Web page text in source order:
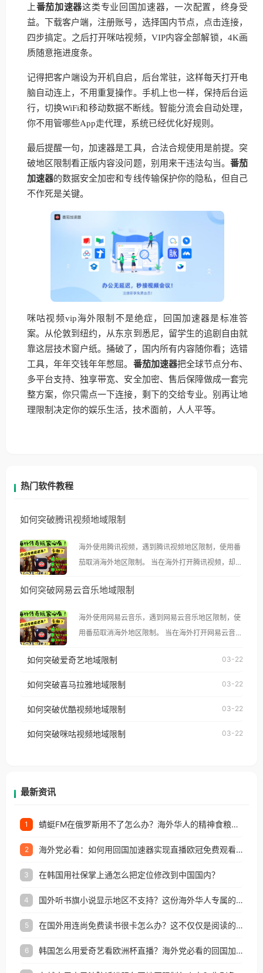
上番茄加速器这类专业回国加速器，一次配置，终身受
益。下载客户端，注册账号，选择国内节点，点击连接，
四步搞定。之后打开咪咕视频，VIP内容全部解锁，4K画
质随意拖进度条。
记得把客户端设为开机自启，后台常驻，这样每天打开电
脑自动连上，不用重复操作。手机上也一样，保持后台运
行，切换WiFi和移动数据不断线。智能分流会自动处理，
你不用管哪些App走代理，系统已经优化好规则。
最后提醒一句，加速器是工具，合法合规使用是前提。突
破地区限制看正版内容没问题，别用来干违法勾当。 番茄
加速器的数据安全加密和专线传输保护你的隐私，但自己
不作死是关键。
咪咕视频vip海外限制不是绝症，回国加速器是标准答
案。从伦敦到纽约，从东京到悉尼，留学生的追剧自由就
靠这层技术窗户纸。捅破了，国内所有内容随你看；选错
工具，年年交钱年年憋屈。 番茄加速器把全球节点分布、
多平台支持、独享带宽、安全加密、售后保障做成一套完
整方案，你只需点一下连接，剩下的交给专业。别再让地
理限制决定你的娱乐生活，技术面前，人人平等。
热门软件教程
如何突破腾讯视频地域限制
海外使用腾讯视频，遇到腾讯视频地区限制，使用番
茄取消海外地区限制。 当在海外打开腾讯视频，却突
示语。 海外用户如香港、澳门、台湾、美国、加拿
像其他音乐平台一样，出现地区及版权限制问题，且
仅能在中国大陆地区播放。 遇到这个问题的朋友们，
台湾、美国、加拿大、澳大利亚、欧洲等国家和地区
权限制所困扰。
如何突破网易云音乐地域限制
海外使用网易云音乐，遇到网易云音乐地区限制，使
用番茄取消海外地区限制。 当在海外打开网易云音
播放”的提示语。 海外用户如香港、澳门、台湾、美
制问题，且仅能在中国大陆地区播放。 遇到这个问题
户收听网易云音乐地区版权限制」的问题，无论人在
如何突破爱奇艺地域限制 03-22
如何突破喜马拉雅地域限制 03-22
如何突破优酷视频地域限制 03-22
如何突破咪咕视频地域限制 03-22
最新资讯
1 蜻蜓FM在俄罗斯用不了怎么办？海外华人的精神食粮补给方案
2 海外党必看：如何用回国加速器实现直播欧冠免费观看？附影视音乐全攻略
3 在韩国用社保掌上通怎么把定位修改到中国国内？
4 国外听书旗小说显示地区不支持？这份海外华人专属的国内内容解锁指南请收好
5 在国外用连尚免费读书很卡怎么办？这不仅仅是阅读的烦恼
6 韩国怎么用爱奇艺看欧洲杯直播？海外党必看的回国加速全攻略